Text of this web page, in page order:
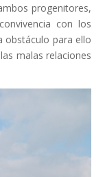
progenitores,
con los
obstáculo para ello
malas relaciones